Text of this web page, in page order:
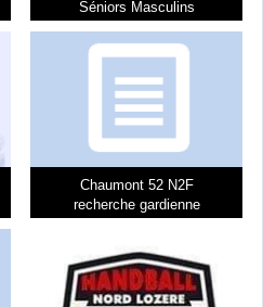
Séniors Masculins
Chaumont 52 N2F
recherche gardienne